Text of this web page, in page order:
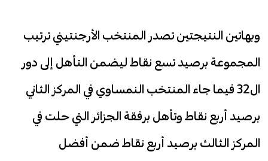
وبهاتين النتيجتين تصدر المنتخب الأرجنتيني ترتيب
المجموعة برصيد تسع نقاط ليضمن التأهل إلى دور
ال32 فيما جاء المنتخب النمساوي في المركز الثاني
برصيد أربع نقاط وتأهل برفقة الجزائر التي حلت في
المركز الثالث برصيد أربع نقاط ضمن أفضل